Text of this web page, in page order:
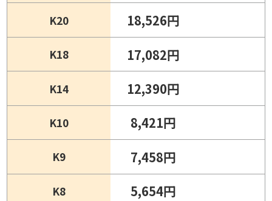
K20 18,526円
K18 17,082円
K14 12,390円
K10 8,421円
K9 7,458円
K8 5,654円